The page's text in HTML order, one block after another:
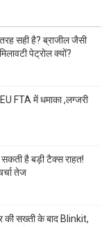
तरह सही है? ब्राजील जैसी
पेट्रोल क्यों?
FTA में धमाका ,लग्जरी
है बड़ी टैक्स राहत!
तेज
की सख्ती के बाद Blinkit,